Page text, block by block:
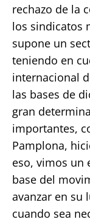
rechazo de la
los sindicatos
supone un
teniendo en
internacional
las bases de
gran
importantes,
Pamplona,
eso, vimos un
base del
avanzar en su
cuando sea